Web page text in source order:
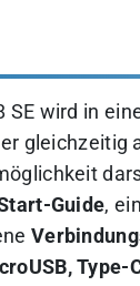
SE wird in
gleichzeitig
Guide, ein
Type-